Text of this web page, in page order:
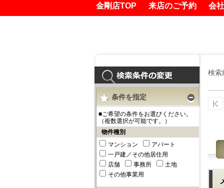
条件を指定
■ご希望の条件をお選びください。
（複数選択が可能です。）
物件種別
マンション
アパート
一戸建／その他居住用
店舗
事務所
土地
その他事業用
金剛店TOP 来店のご予約 会
検索